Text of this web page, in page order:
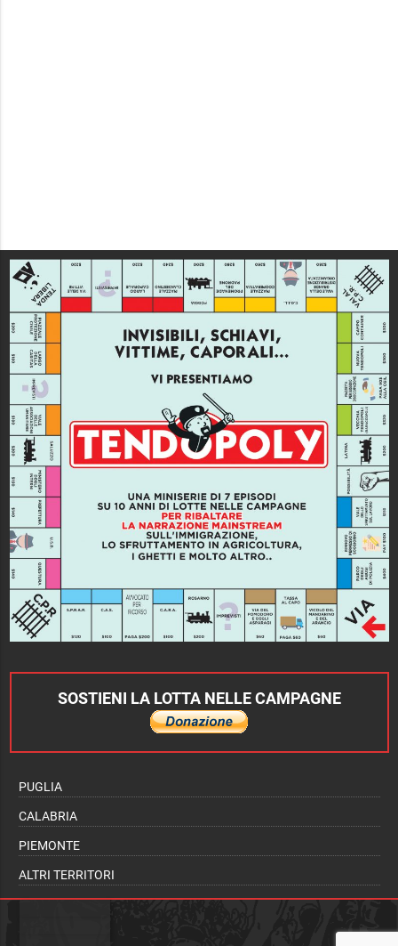
SOSTIENI LA LOTTA NELLE CAMPAGNE
PUGLIA
CALABRIA
PIEMONTE
ALTRI TERRITORI